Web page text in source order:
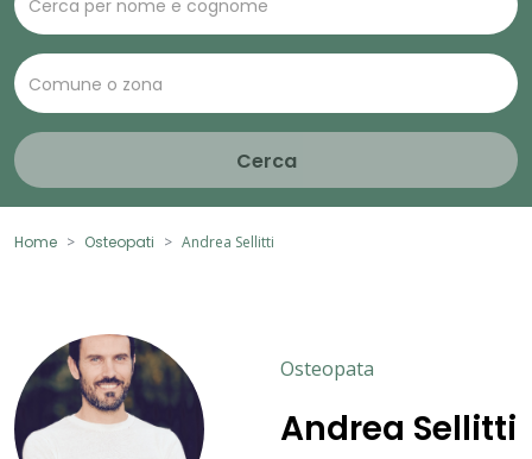
Cerca
Home Osteopati Andrea Sellitti
Osteopata
Andrea Sellitti